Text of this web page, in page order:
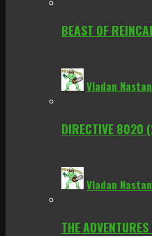
BEAST OF
Vladan
DIRECTIVE 8020
Vladan
THE